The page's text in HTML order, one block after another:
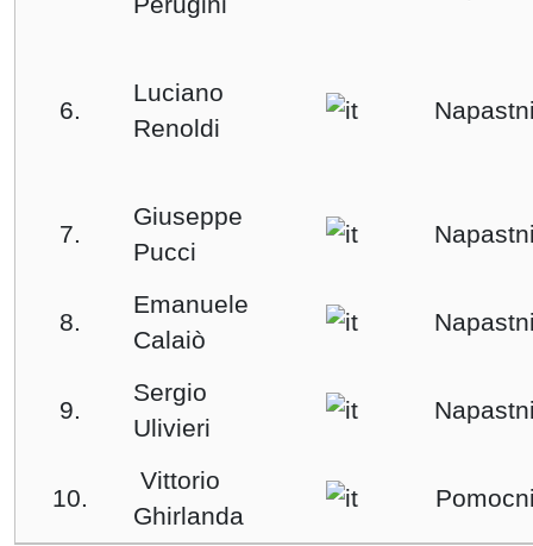
6.
Luciano
Renoldi
7.
Giuseppe
Pucci
8.
Emanuele
Calaiò
9.
Sergio
Ulivieri
10.
Vittorio
Ghirlanda